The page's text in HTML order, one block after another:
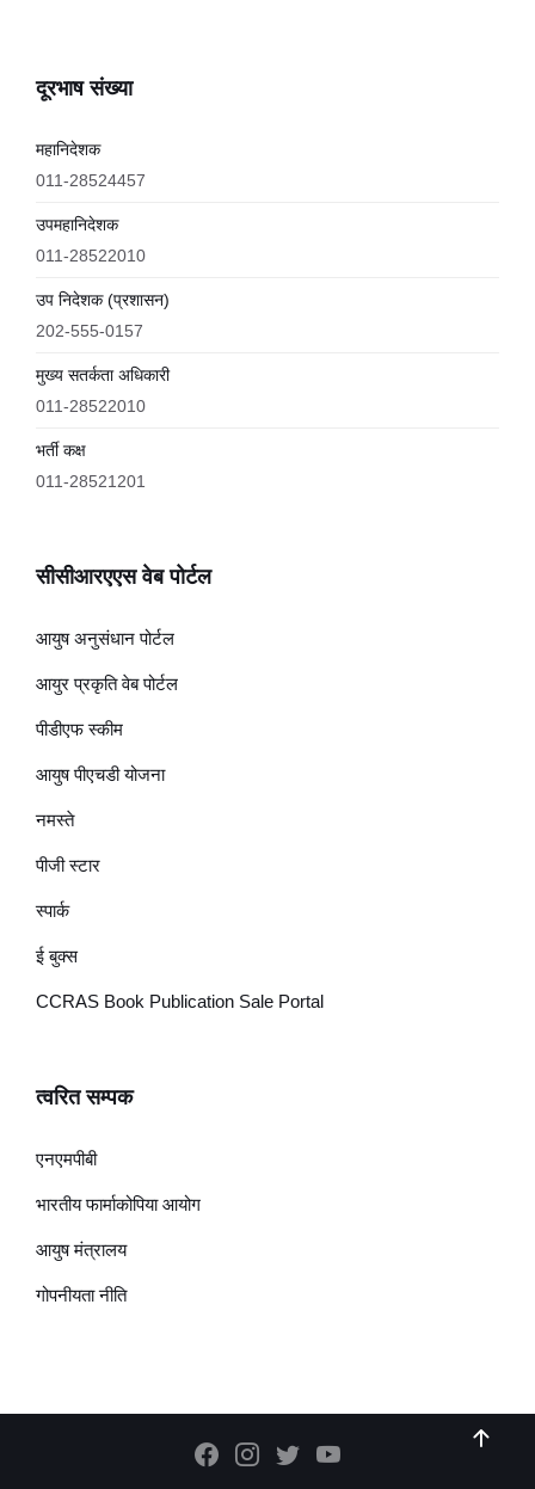
दूरभाष संख्या
महानिदेशक
011-28524457
उपमहानिदेशक
011-28522010
उप निदेशक (प्रशासन)
202-555-0157
मुख्य सतर्कता अधिकारी
011-28522010
भर्ती कक्ष
011-28521201
सीसीआरएएस वेब पोर्टल
आयुष अनुसंधान पोर्टल
आयुर प्रकृति वेब पोर्टल
पीडीएफ स्कीम
आयुष पीएचडी योजना
नमस्ते
पीजी स्टार
स्पार्क
ई बुक्स
CCRAS Book Publication Sale Portal
त्वरित सम्पक
एनएमपीबी
भारतीय फार्माकोपिया आयोग
आयुष मंत्रालय
गोपनीयता नीति